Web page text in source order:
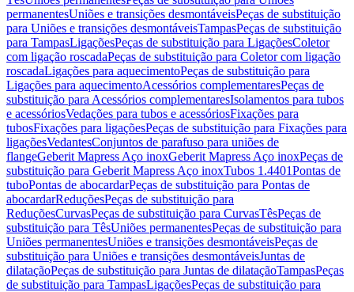
permanentesUniões e transições desmontáveisPeças de substituição
para Uniões e transições desmontáveisTampasPeças de substituição
para TampasLigaçõesPeças de substituição para LigaçõesColetor
com ligação roscadaPeças de substituição para Coletor com ligação
roscadaLigações para aquecimentoPeças de substituição para
Ligações para aquecimentoAcessórios complementaresPeças de
substituição para Acessórios complementaresIsolamentos para tubos
e acessóriosVedações para tubos e acessóriosFixações para
tubosFixações para ligaçõesPeças de substituição para Fixações para
ligaçõesVedantesConjuntos de parafuso para uniões de
flangeGeberit Mapress Aço inoxGeberit Mapress Aço inoxPeças de
substituição para Geberit Mapress Aço inoxTubos 1.4401Pontas de
tuboPontas de abocardarPeças de substituição para Pontas de
abocardarReduçõesPeças de substituição para
ReduçõesCurvasPeças de substituição para CurvasTêsPeças de
substituição para TêsUniões permanentesPeças de substituição para
Uniões permanentesUniões e transições desmontáveisPeças de
substituição para Uniões e transições desmontáveisJuntas de
dilataçãoPeças de substituição para Juntas de dilataçãoTampasPeças
de substituição para TampasLigaçõesPeças de substituição para